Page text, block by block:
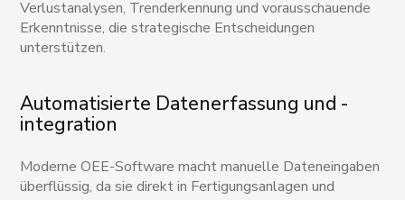
Verlustanalysen, Trenderkennung und vorausschauende
Erkenntnisse, die strategische Entscheidungen
unterstützen.
Automatisierte Datenerfassung und -
integration
Moderne OEE-Software macht manuelle Dateneingaben
überflüssig, da sie direkt in Fertigungsanlagen und